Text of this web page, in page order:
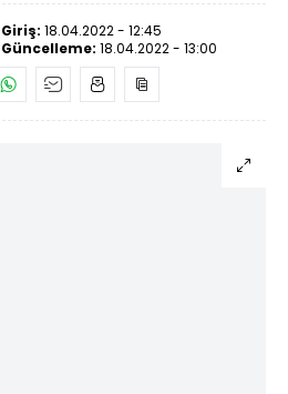
Giriş: 18.04.2022 - 12:45
Güncelleme: 18.04.2022 - 13:00